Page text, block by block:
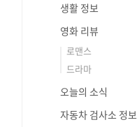
생활 정보
영화 리뷰
로맨스
드라마
오늘의 소식
자동차 검사소 정보